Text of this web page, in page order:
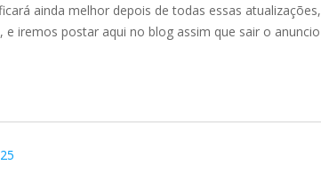
ainda melhor depois de todas essas atualizações,
iremos postar aqui no blog assim que sair o anuncio